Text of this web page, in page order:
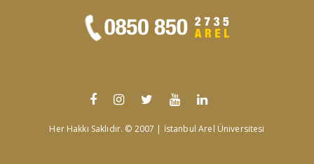
Her Hakkı Saklıdır. © 2007 | İstanbul Arel Üniversitesi